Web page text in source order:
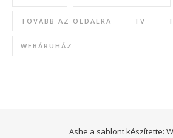
TOVÁBB AZ OLDALRA TV
WEBÁRUHÁZ
Ashe a sablont készítette: